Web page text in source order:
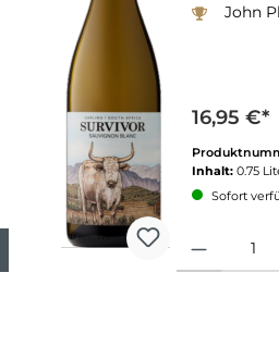
John
16,95 €*
Inhalt: 0.75
Sofort